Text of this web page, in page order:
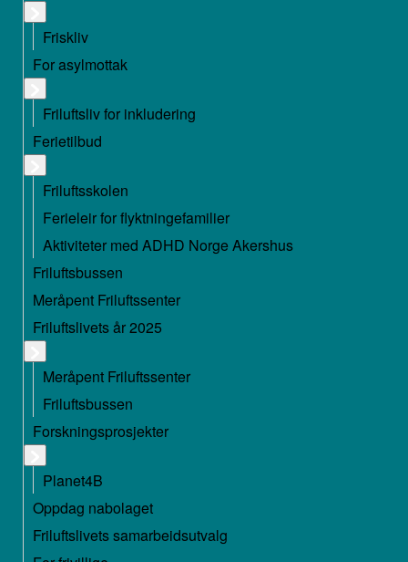
Friskliv
For asylmottak
Friluftsliv for inkludering
Ferietilbud
Friluftsskolen
Ferieleir for flyktningefamilier
Aktiviteter med ADHD Norge Akershus
Friluftsbussen
Meråpent Friluftssenter
Friluftslivets år 2025
Meråpent Friluftssenter
Friluftsbussen
Forskningsprosjekter
Planet4B
Oppdag nabolaget
Friluftslivets samarbeidsutvalg